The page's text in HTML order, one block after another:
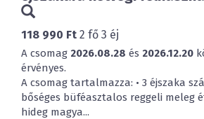
118 990 Ft 2 fő 3 éj
A csomag 2026.08.28 és 2026.12.20
érvényes.
A csomag tartalmazza: • 3 éjszaka
bőséges büféasztalos reggeli meleg
hideg magya...